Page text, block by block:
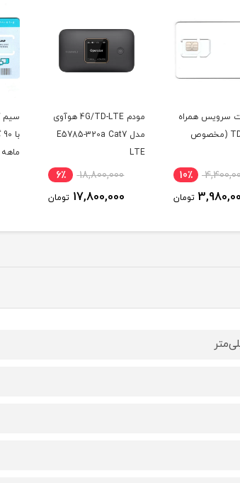
سرویس همراه
اول TD-Lte (مخصوص
10٪
تومان
مودم 4G/TD-LTE هوآوی
مدل E5785-320a Cat7
LTE
18,800,000 6٪
17,800,000 تومان